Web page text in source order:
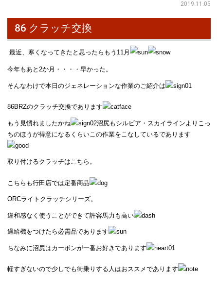
2019.11.05
86 クラッチ交換
最近、寒くなってきたと思ったらもう11月
今年もあと2か月・・・・早かった。
そんなわけで本日のジェネレーションな作業のご紹介は
86BRZのクラッチ交換であります
もう見慣れましたかね
沼尻もシルビア・スカイラインよりこっ
ちのほうが得意になるくらいこの作業をこなしているであります
取り付けるクラッチはこちら。
こちらも行田店では定番商品
ORCライトクラッチシリーズ。
違和感なく使うことができて許容馬力も高い
過給機をつけたら必需品であります
ちなみに沼尻はカーボンが一番お好きであります
軽すぎないので少しでも街乗りする人はおススメであります